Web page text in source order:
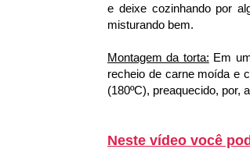
e deixe cozinhando por
misturando bem.
Montagem da torta: Em
recheio de carne moída e
(180ºC), preaquecido, por,
Neste vídeo você